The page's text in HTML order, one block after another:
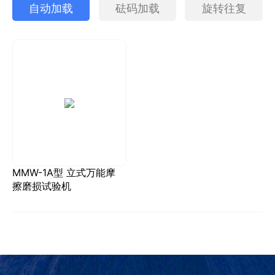
自动加载 砝码加载 旋转往复
MMW-1A型 立式万能摩
擦磨损试验机